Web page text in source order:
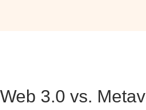
Web 3.0 vs.